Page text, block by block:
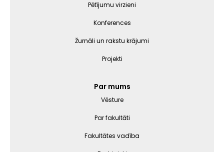
Pētījumu virzieni
Konferences
Žurnāli un rakstu krājumi
Projekti
Par mums
Vēsture
Par fakultāti
Fakultātes vadība